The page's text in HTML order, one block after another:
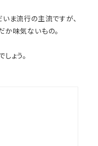
ま流行の主流ですが、
か味気ないもの。
ょう。